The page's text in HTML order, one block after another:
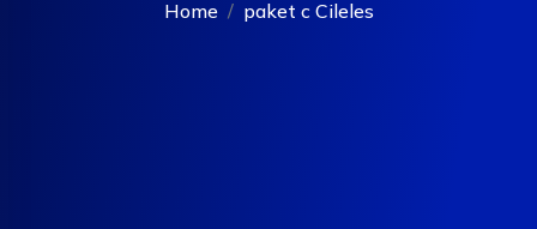
Home paket c Cileles